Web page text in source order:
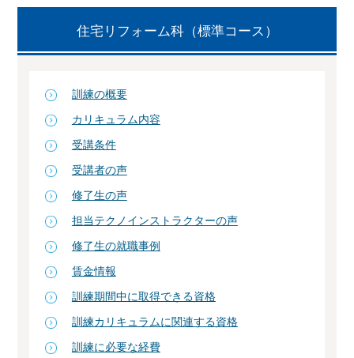
住宅リフォーム科（標準コース）
訓練の概要
カリキュラム内容
受講条件
受講者の声
修了生の声
担当テクノインストラクターの声
修了生の就職事例
賃金情報
訓練期間中に取得できる資格
訓練カリキュラムに関連する資格
訓練に必要な経費